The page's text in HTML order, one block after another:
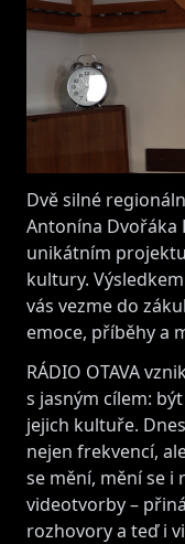
Dvě silné
Antonína Dvořáka
unikátním
kultury.
vás vezme do
emoce, příběhy a
RÁDIO OTAVA
s jasným cílem:
jejich kultuře.
nejen frekvencí,
se mění, mění se i
videotvorby –
rozhovory a teď i